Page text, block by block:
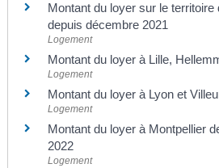
Montant du loyer sur le
depuis décembre 2021
Logement
Montant du loyer à Lille,
Logement
Montant du loyer à Lyon et
Logement
Montant du loyer à Montpellier
2022
Logement